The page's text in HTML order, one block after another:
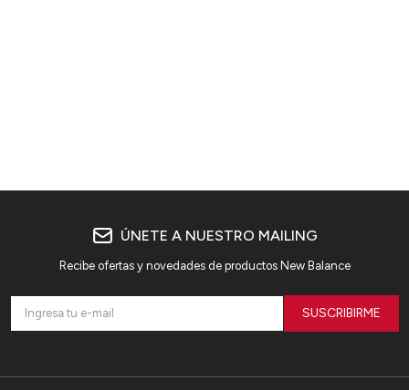
ÚNETE A NUESTRO MAILING
Recibe ofertas y novedades de productos New Balance
SUSCRIBIRME